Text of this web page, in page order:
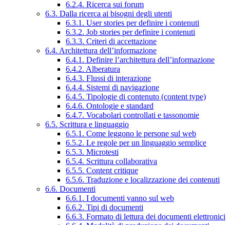
6.2.4. Ricerca sui forum
6.3. Dalla ricerca ai bisogni degli utenti
6.3.1. User stories per definire i contenuti
6.3.2. Job stories per definire i contenuti
6.3.3. Criteri di accettazione
6.4. Architettura dell’informazione
6.4.1. Definire l’architettura dell’informazione
6.4.2. Alberatura
6.4.3. Flussi di interazione
6.4.4. Sistemi di navigazione
6.4.5. Tipologie di contenuto (content type)
6.4.6. Ontologie e standard
6.4.7. Vocabolari controllati e tassonomie
6.5. Scrittura e linguaggio
6.5.1. Come leggono le persone sul web
6.5.2. Le regole per un linguaggio semplice
6.5.3. Microtesti
6.5.4. Scrittura collaborativa
6.5.5. Content critique
6.5.6. Traduzione e localizzazione dei contenuti
6.6. Documenti
6.6.1. I documenti vanno sul web
6.6.2. Tipi di documenti
6.6.3. Formato di lettura dei documenti elettronici